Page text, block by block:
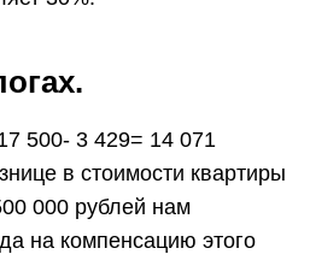
500- 3 429= 14 071
в стоимости квартиры
000 рублей нам
на компенсацию этого